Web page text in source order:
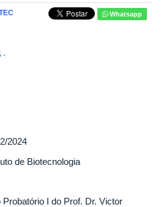
-
Whatsapp
2024
de Biotecnologia
I do Prof. Dr. Victor